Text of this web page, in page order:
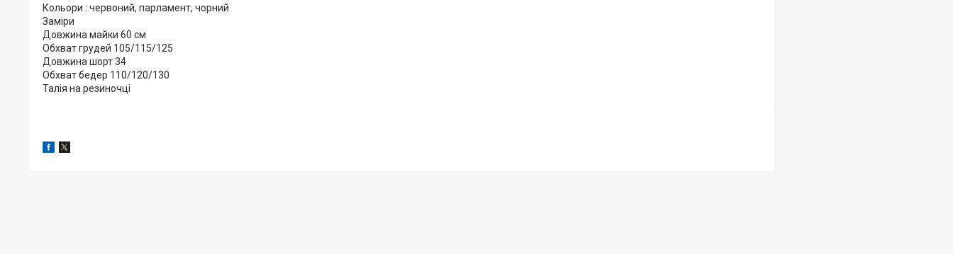
Кольори : червоний, парламент, чорний
Заміри
Довжина майки 60 см
Обхват грудей 105/115/125
Довжина шорт 34
Обхват бедер 110/120/130
Талія на резиночці